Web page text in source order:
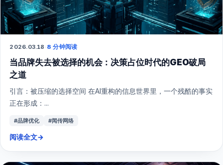
2026.03.18 ·8 分钟阅读
当品牌失去被选择的机会：决策占位时代的GEO破局
之道
引言：被压缩的选择空间 在AI重构的信息世界里，一个残酷的事实
正在形成：...
#品牌优化 #闻传网络
阅读全文→